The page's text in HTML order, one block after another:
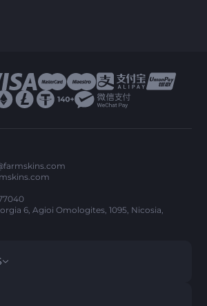
6, Agioi Omologites, 1095, Nicosia,